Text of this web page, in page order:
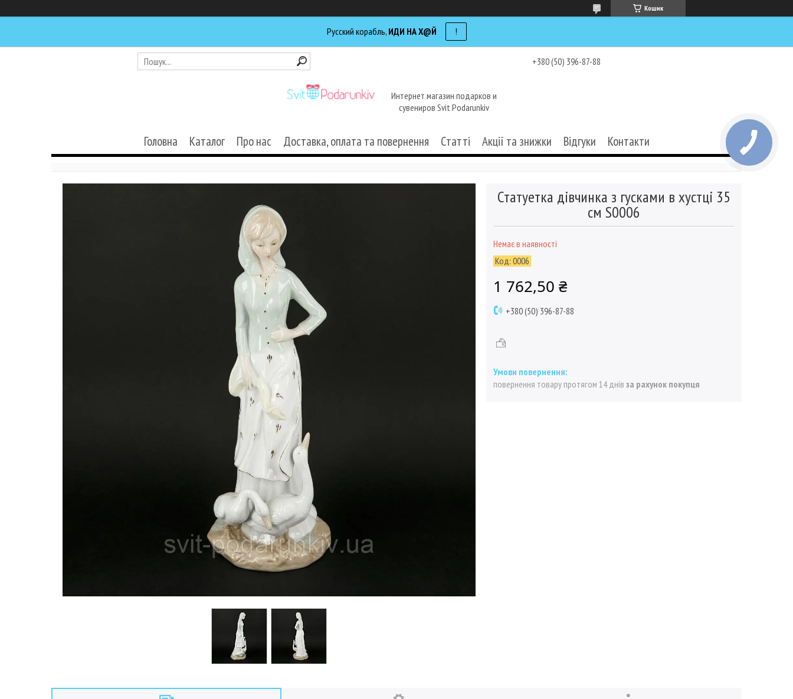
Кошик
Русский корабль, ИДИ НА Х@Й !
+380 (50) 396-87-88
Интернет магазин подарков и
сувениров Svit Podarunkiv
Головна Каталог Про нас Доставка, оплата та повернення Статті Акції та знижки Відгуки Контакти
Статуетка дівчинка з гусками в хустці 35
см S0006
Немає в наявності
Код: 0006
1 762,50 ₴
+380 (50) 396-87-88
повернення товару протягом 14 днів за рахунок покупця